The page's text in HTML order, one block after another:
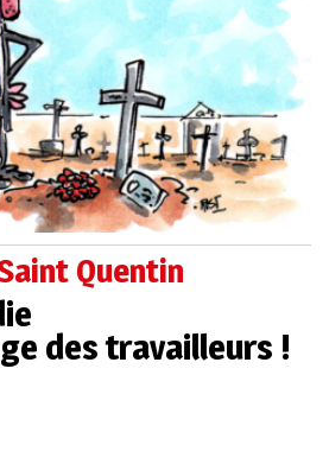
Quentin
des travailleurs !